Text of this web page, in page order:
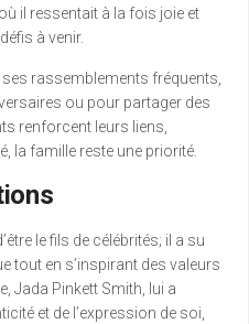
il ressentait à la fois joie et
à venir.
rassemblements fréquents,
ou pour partager des
renforcent leurs liens,
la famille reste une priorité.
le fils de célébrités; il a su
tout en s’inspirant des valeurs
Jada Pinkett Smith, lui a
et de l’expression de soi,